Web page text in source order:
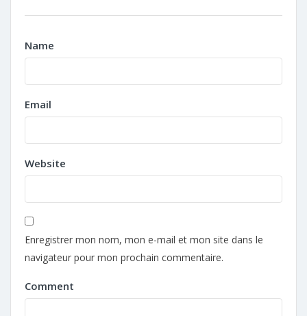
Name
Email
Website
Enregistrer mon nom, mon e-mail et mon site dans le
navigateur pour mon prochain commentaire.
Comment